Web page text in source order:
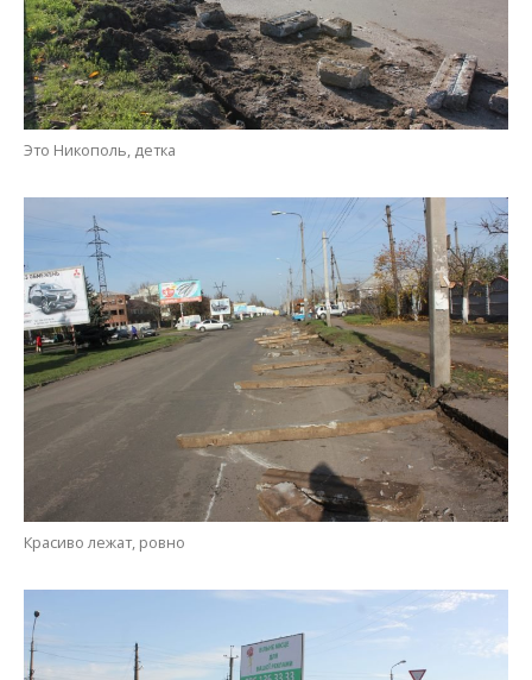
Это Никополь, детка
Красиво лежат, ровно